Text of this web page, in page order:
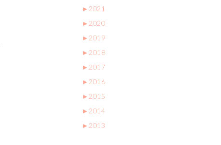
► 2021
► 2020
► 2019
► 2018
► 2017
► 2016
► 2015
► 2014
► 2013